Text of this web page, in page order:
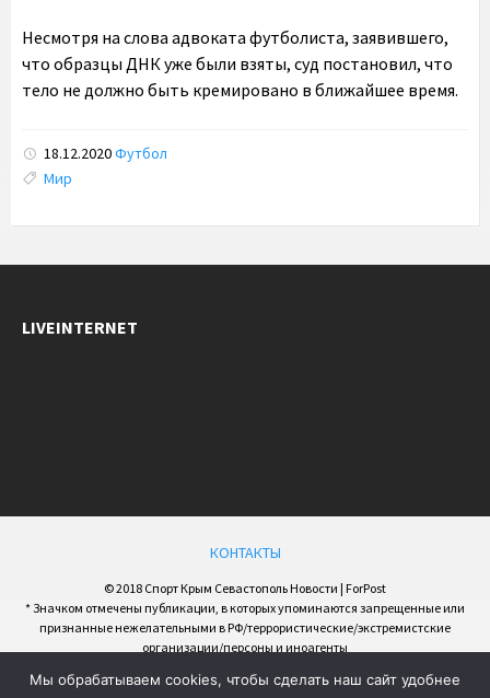
Несмотря на слова адвоката футболиста, заявившего,
что образцы ДНК уже были взяты, суд постановил, что
тело не должно быть кремировано в ближайшее время.
18.12.2020Футбол
Tags:
Мир
LIVEINTERNET
КОНТАКТЫ
© 2018 Спорт Крым Севастополь Новости | ForPost
* Значком отмечены публикации, в которых упоминаются запрещенные или
признанные нежелательными в РФ/террористические/экстремистские
организации/персоны и иноагенты
Мы обрабатываем cookies, чтобы сделать наш сайт удобнее